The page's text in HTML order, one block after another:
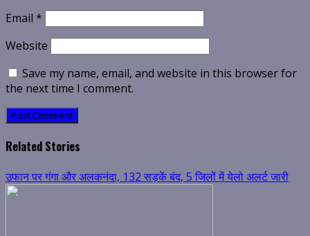
Email *
Website
Save my name, email, and website in this browser for
the next time I comment.
Related Stories
उफान पर गंगा और अलकनंदा, 132 सड़कें बंद, 5 जिलों में येलो अलर्ट जारी